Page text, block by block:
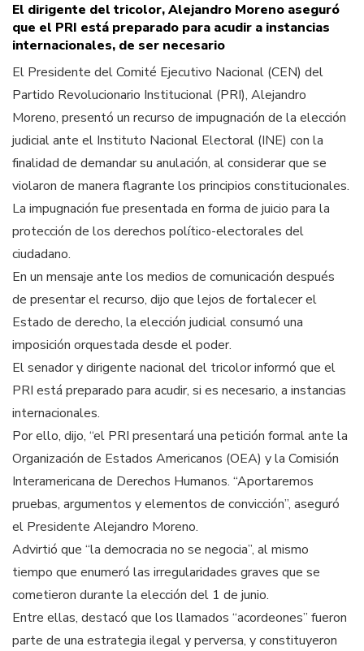
El dirigente del tricolor, Alejandro Moreno aseguró
que el PRI está preparado para acudir a instancias
internacionales, de ser necesario
El Presidente del Comité Ejecutivo Nacional (CEN) del
Partido Revolucionario Institucional (PRI), Alejandro
Moreno, presentó un recurso de impugnación de la elección
judicial ante el Instituto Nacional Electoral (INE) con la
finalidad de demandar su anulación, al considerar que se
violaron de manera flagrante los principios constitucionales.
La impugnación fue presentada en forma de juicio para la
protección de los derechos político-electorales del
ciudadano.
En un mensaje ante los medios de comunicación después
de presentar el recurso, dijo que lejos de fortalecer el
Estado de derecho, la elección judicial consumó una
imposición orquestada desde el poder.
El senador y dirigente nacional del tricolor informó que el
PRI está preparado para acudir, si es necesario, a instancias
internacionales.
Por ello, dijo, “el PRI presentará una petición formal ante la
Organización de Estados Americanos (OEA) y la Comisión
Interamericana de Derechos Humanos. “Aportaremos
pruebas, argumentos y elementos de convicción”, aseguró
el Presidente Alejandro Moreno.
Advirtió que “la democracia no se negocia”, al mismo
tiempo que enumeró las irregularidades graves que se
cometieron durante la elección del 1 de junio.
Entre ellas, destacó que los llamados “acordeones” fueron
parte de una estrategia ilegal y perversa, y constituyeron